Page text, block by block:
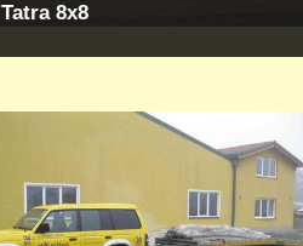
Tatra 8x8